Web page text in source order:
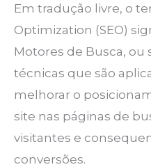
Em tradução livre, o
Optimization (SEO)
Motores de Busca,
técnicas que são
melhorar o
site nas páginas de
visitantes e
conversões.